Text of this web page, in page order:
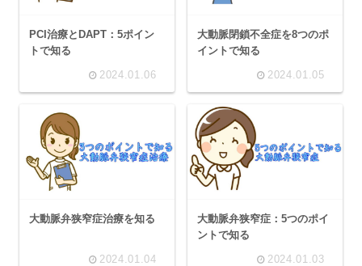
PCI治療とDAPT：5ポイン
トで知る
2024.01.06
大動脈閉鎖不全症を8つのポ
イントで知る
2024.01.05
大動脈弁狭窄症治療を知る
2024.01.04
大動脈弁狭窄症：5つのポイ
ントで知る
2024.01.03